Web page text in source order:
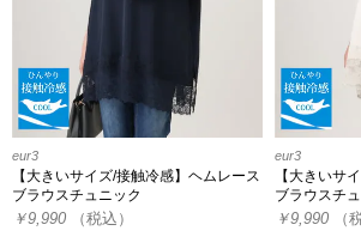
eur3
【大きいサイズ/接触冷感】ヘムレース
ブラウスチュニック
￥9,990 （税込）
eur3
【大きいサ
ブラウスチ
￥9,990 （